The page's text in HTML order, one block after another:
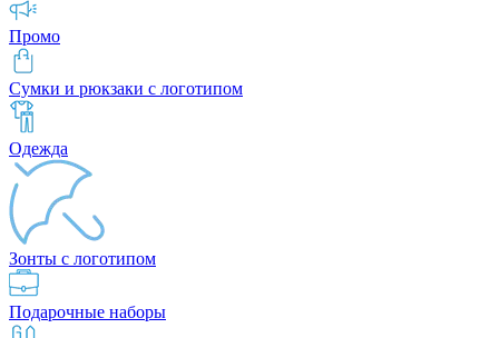
Промо
Сумки и рюкзаки с логотипом
Одежда
Зонты с логотипом
Подарочные наборы